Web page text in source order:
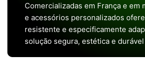
Comercializadas em França e
e acessórios personalizados
resistente e especificamente
solução segura, estética e